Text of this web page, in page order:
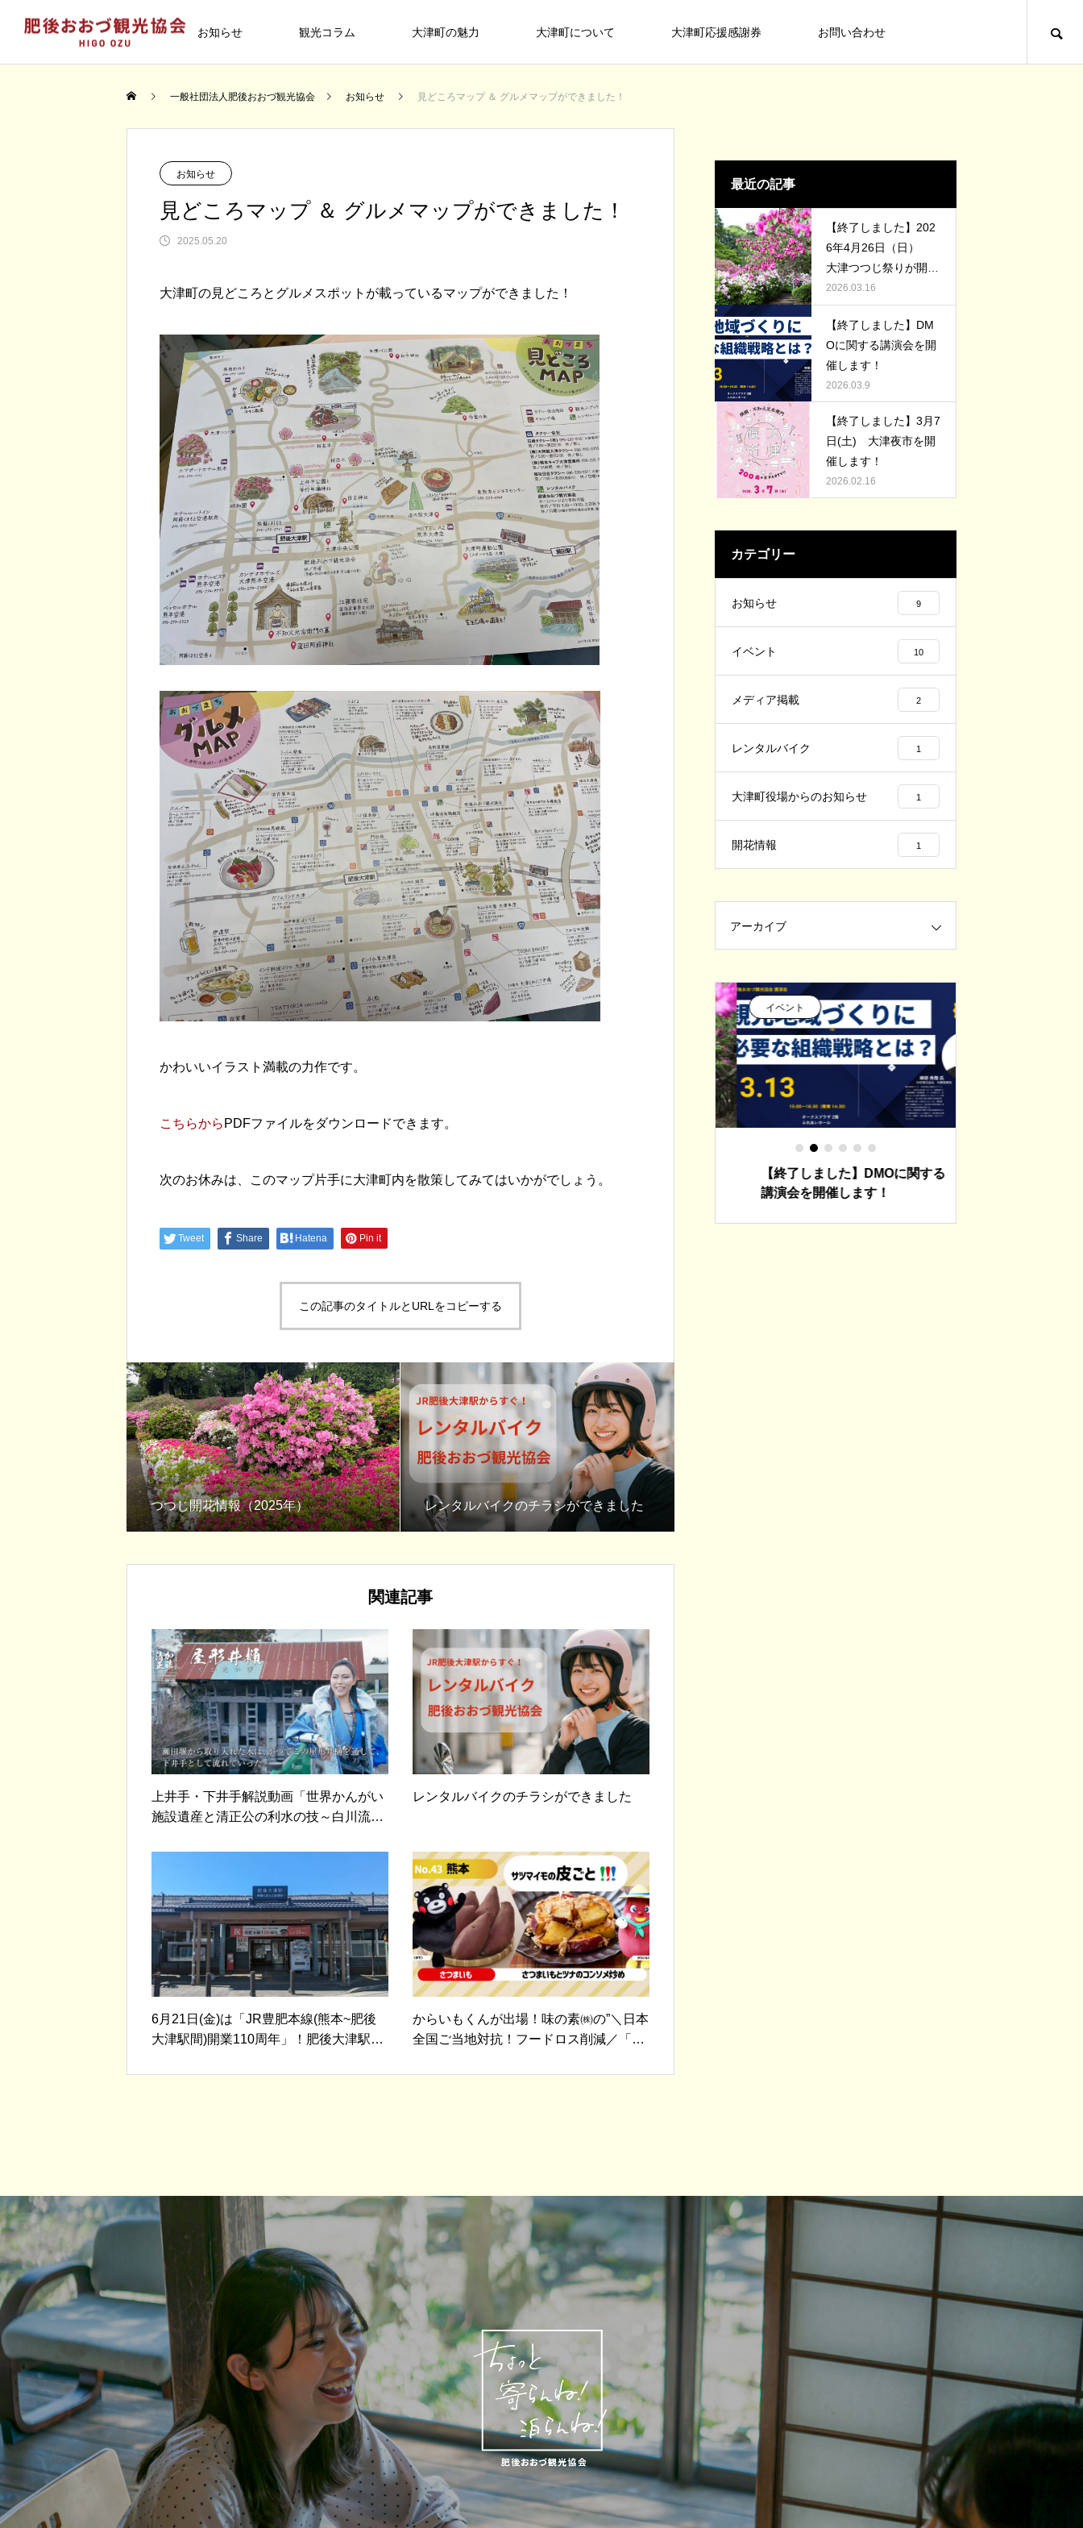
お知らせ 観光コラム 大津町の魅力 大津町について 大津町応援感謝券 お問い合わせ
（日） 大津つつじ祭りが開催されま
す！2026.03.16
会を開催します！
2026.03.09
【終了しました】3月7日(土) 大津夜
市を開催します！
2026.02.16
津町が紹介されました
2023.01.06
っと！くまもっと」で、大津町を丸っ
と一日楽しめる旅のレポートが紹介さ
れました
2022.06.05
会を開催します！
2026.03.09
市を開催します！
2026.02.16
【終了しました】第３５回からいもフ
ェスティバルinおおづ 開催【２０２
５】2025.10.21
ミアム商品券を追加販売します
2025.11.01
column
大津町にあるワンピース・麦わらの一味「ゾ
ロ像」の魅力を徹底解説！！
TOMARU
古くは参勤交代の宿場町として栄えた
大津町。今でも素敵な宿泊施設が揃っ
ています。
ASOBU
大津町には買い物からスポーツ、文化
体験まで遊べる場所がたくさん！！ 体
を動かしても良し！自然を満喫しても
良し。大津の楽しいスポットを紹介し
ます。
美味しい食材が多い町だから、美味し
いお店も多いのです。
一般社団法人肥後おおづ観光協会 お知らせ 見どころマップ ＆ グルメマップができました！
お知らせ
見どころマップ ＆ グルメマップができました！
2025.05.20
大津町の見どころとグルメスポットが載っているマップができました！
かわいいイラスト満載の力作です。
こちらから PDFファイルをダウンロードできます。
次のお休みは、このマップ片手に大津町内を散策してみてはいかがでしょう。
Tweet Share Hatena Pin it
この記事のタイトルとURLをコピーする
つつじ開花情報（2025年） レンタルバイクのチラシができました
関連記事
上井手・下井手解説動画「世界かんがい
施設遺産と清正公の利水の技～白川流域
レンタルバイクのチラシができました
6月21日(金)は「JR豊肥本線(熊本~肥後
大津駅間)開業110周年」！肥後大津駅で
からいもくんが出場！味の素㈱の”＼日本
全国ご当地対抗！フードロス削減／「捨
リ”
最近の記事
【終了しました】202
6年4月26日（日）
大津つつじ祭りが開催
されます！
2026.03.16
【終了しました】DM
Oに関する講演会を開
催します！
2026.03.9
【終了しました】3月7
日(土) 大津夜市を開
催します！
2026.02.16
カテゴリー
お知らせ 9
イベント 10
メディア掲載 2
レンタルバイク 1
大津町役場からのお知らせ 1
開花情報 1
アーカイブ
大津町役場からのお知らせ
終了しました【町内向け】大津
【終了しました】2026年4月26
イベント
【終了しました】DMOに関する
講演会を開催します！